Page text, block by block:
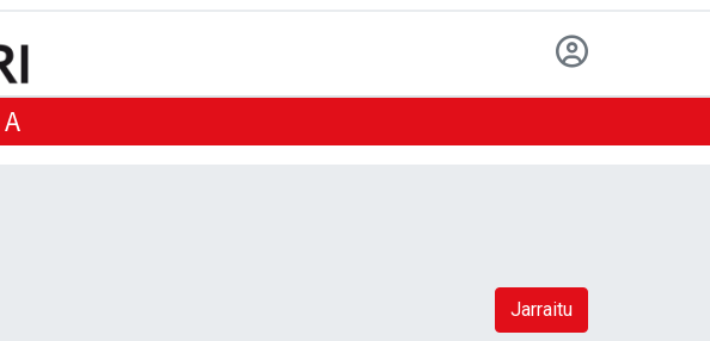
Jarraitu